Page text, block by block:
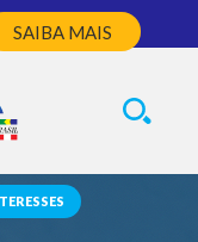
SAIBA MAIS